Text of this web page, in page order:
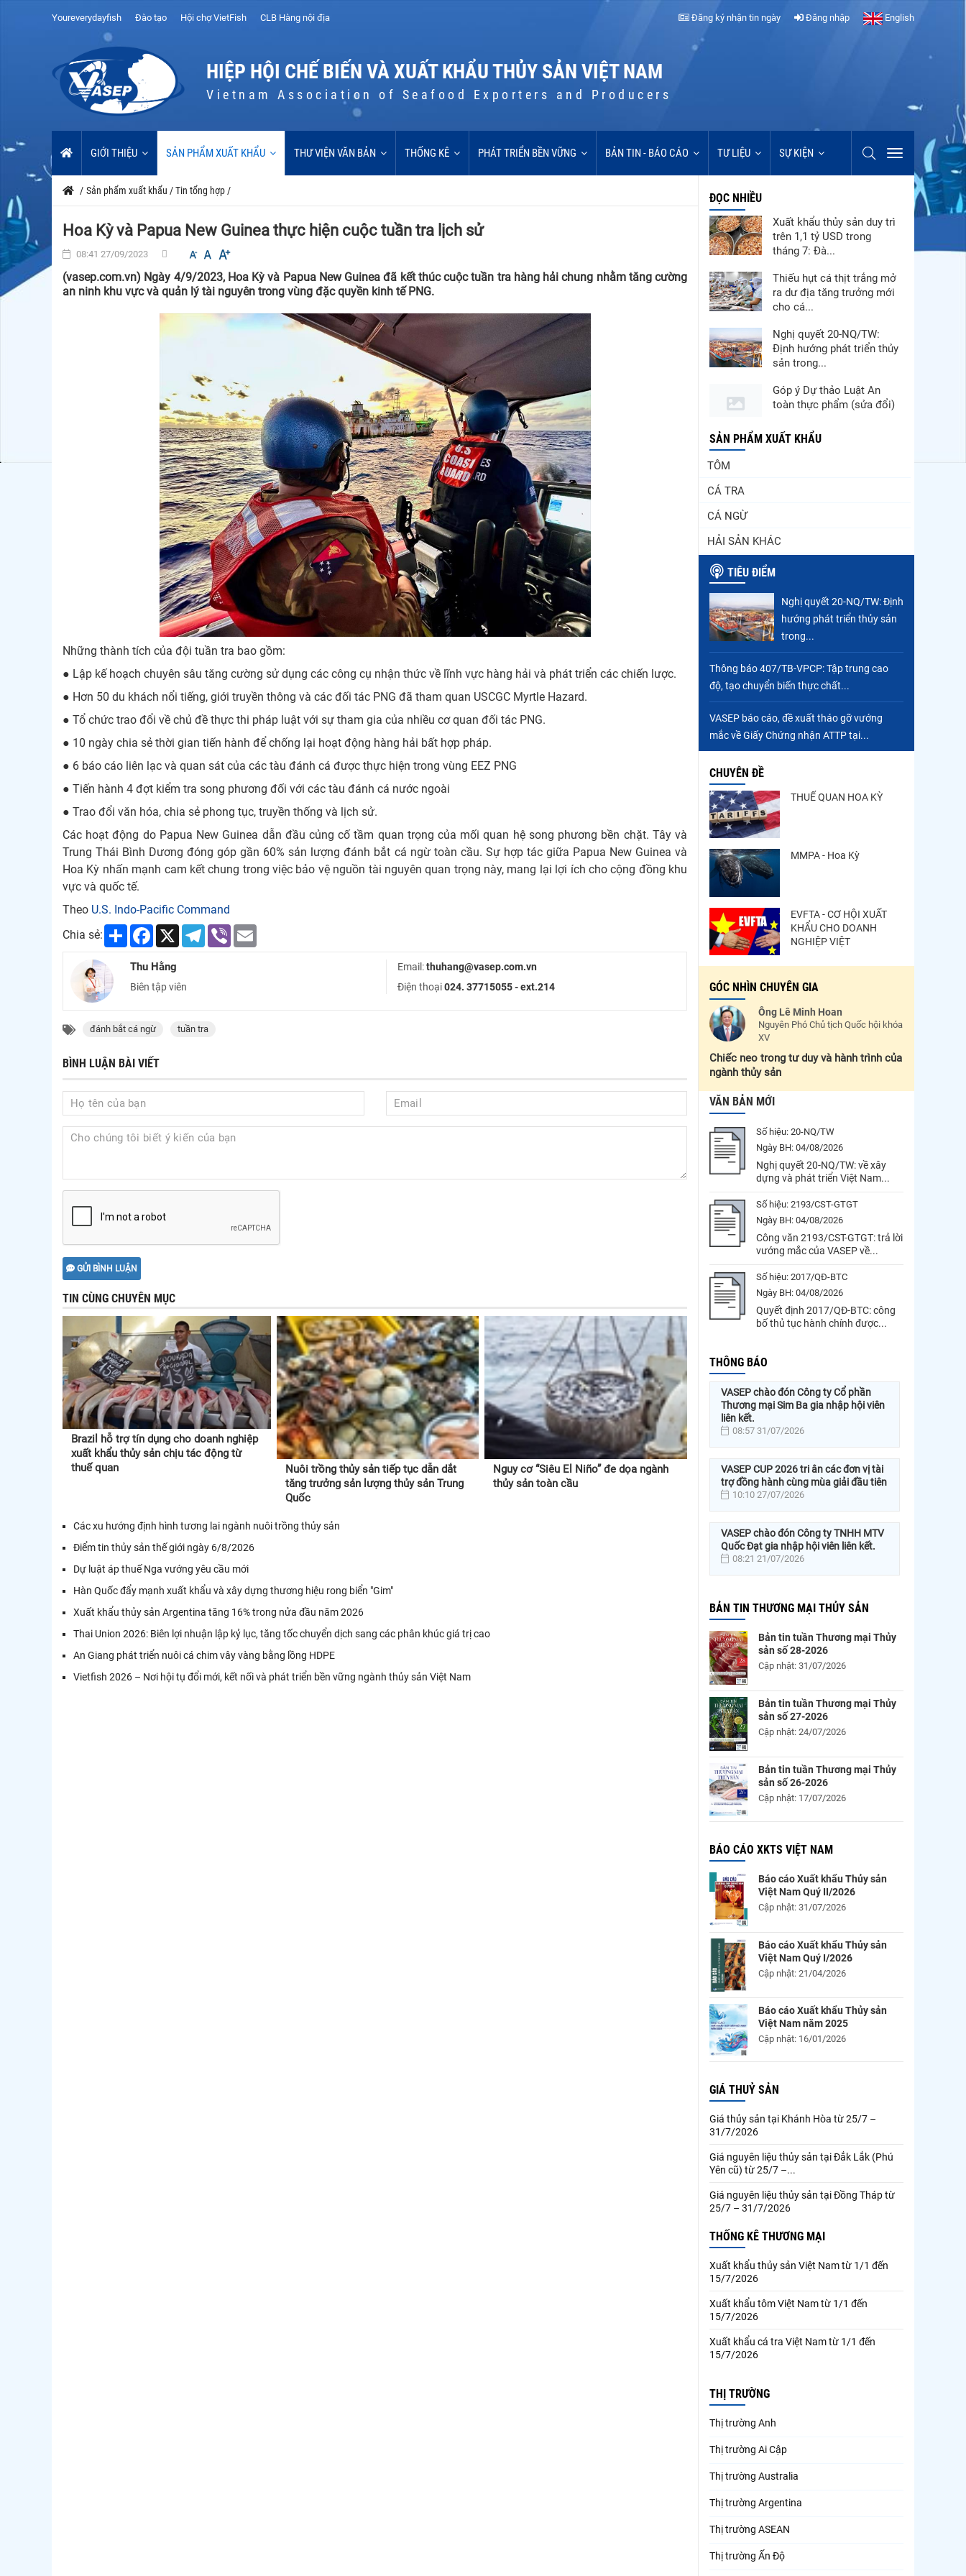
Youreverydayfish Đào tạo Hội chợ VietFish CLB Hàng nội địa Đăng ký nhận tin ngày Đăng nhập English
HIỆP HỘI CHẾ BIẾN VÀ XUẤT KHẨU THỦY SẢN VIỆT NAM
Vietnam Association of Seafood Exporters and Producers
GIỚI THIỆU SẢN PHẨM XUẤT KHẨU THƯ VIỆN VĂN BẢN THỐNG KÊ PHÁT TRIỂN BỀN VỮNG BẢN TIN - BÁO CÁO TƯ LIỆU SỰ KIỆN
/ Sản phẩm xuất khẩu /Tin tổng hợp /
Hoa Kỳ và Papua New Guinea thực hiện cuộc tuần tra lịch sử
08:41 27/09/2023
(vasep.com.vn) Ngày 4/9/2023, Hoa Kỳ và Papua New Guinea đã kết thúc cuộc tuần tra hàng hải chung nhằm tăng cường
an ninh khu vực và quản lý tài nguyên trong vùng đặc quyền kinh tế PNG.
Những thành tích của đội tuần tra bao gồm:
● Lập kế hoạch chuyên sâu tăng cường sử dụng các công cụ nhận thức về lĩnh vực hàng hải và phát triển các chiến lược.
● Hơn 50 du khách nổi tiếng, giới truyền thông và các đối tác PNG đã tham quan USCGC Myrtle Hazard.
● Tổ chức trao đổi về chủ đề thực thi pháp luật với sự tham gia của nhiều cơ quan đối tác PNG.
● 10 ngày chia sẻ thời gian tiến hành để chống lại hoạt động hàng hải bất hợp pháp.
● 6 báo cáo liên lạc và quan sát của các tàu đánh cá được thực hiện trong vùng EEZ PNG
● Tiến hành 4 đợt kiểm tra song phương đối với các tàu đánh cá nước ngoài
● Trao đổi văn hóa, chia sẻ phong tục, truyền thống và lịch sử.
Các hoạt động do Papua New Guinea dẫn đầu củng cố tầm quan trọng của mối quan hệ song phương bền chặt. Tây và
Trung Thái Bình Dương đóng góp gần 60% sản lượng đánh bắt cá ngừ toàn cầu. Sự hợp tác giữa Papua New Guinea và
Hoa Kỳ nhấn mạnh cam kết chung trong việc bảo vệ nguồn tài nguyên quan trọng này, mang lại lợi ích cho cộng đồng khu
vực và quốc tế.
Theo U.S. Indo-Pacific Command
Chia sẻ:
Share Facebook
X Telegram
Viber
Thu Hằng
Biên tập viên
Email:thuhang@vasep.com.vn
Điện thoại024. 37715055 - ext.214
đánh bắt cá ngừ tuần tra
BÌNH LUẬN BÀI VIẾT
GỬI BÌNH LUẬN
TIN CÙNG CHUYÊN MỤC
Brazil hỗ trợ tín dụng cho doanh nghiệp
xuất khẩu thủy sản chịu tác động từ
thuế quan
Nuôi trồng thủy sản tiếp tục dẫn dắt
tăng trưởng sản lượng thủy sản Trung
Quốc
Nguy cơ “Siêu El Niño” đe dọa ngành
thủy sản toàn cầu
Các xu hướng định hình tương lai ngành nuôi trồng thủy sản
Điểm tin thủy sản thế giới ngày 6/8/2026
Dự luật áp thuế Nga vướng yêu cầu mới
Hàn Quốc đẩy mạnh xuất khẩu và xây dựng thương hiệu rong biển "Gim"
Xuất khẩu thủy sản Argentina tăng 16% trong nửa đầu năm 2026
Thai Union 2026: Biên lợi nhuận lập kỷ lục, tăng tốc chuyển dịch sang các phân khúc giá trị cao
An Giang phát triển nuôi cá chim vây vàng bằng lồng HDPE
Vietfish 2026 – Nơi hội tụ đổi mới, kết nối và phát triển bền vững ngành thủy sản Việt Nam
ĐỌC NHIỀU
Xuất khẩu thủy sản duy trì
trên 1,1 tỷ USD trong
tháng 7: Đà...
Thiếu hụt cá thịt trắng mở
ra dư địa tăng trưởng mới
cho cá...
Nghị quyết 20-NQ/TW:
Định hướng phát triển thủy
sản trong...
Góp ý Dự thảo Luật An
toàn thực phẩm (sửa đổi)
Thuế Mục 301 và bài toán
tăng
Nhập khẩu tôm của Mỹ
phục hồi trong tháng
5/2026
Trung Quốc tăng mạnh
nhập khẩu mực, trong khi
nguồn cung...
Điểm tin thủy sản thế giới
ngày 3/8/2026
SẢN PHẨM XUẤT KHẨU
TÔM
CÁ TRA
CÁ NGỪ
HẢI SẢN KHÁC
TIÊU ĐIỂM
Nghị quyết 20-NQ/TW: Định
hướng phát triển thủy sản
trong...
Thông báo 407/TB-VPCP: Tập trung cao
độ, tạo chuyển biến thực chất...
VASEP báo cáo, đề xuất tháo gỡ vướng
mắc về Giấy Chứng nhận ATTP tại...
CHUYÊN ĐỀ
THUẾ QUAN HOA KỲ
MMPA - Hoa Kỳ
EVFTA - CƠ HỘI XUẤT
KHẨU CHO DOANH
NGHIỆP VIỆT
GÓC NHÌN CHUYÊN GIA
Ông Lê Minh Hoan
Nguyên Phó Chủ tịch Quốc hội khóa
XV
Chiếc neo trong tư duy và hành trình của
ngành thủy sản
VĂN BẢN MỚI
Số hiệu: 20-NQ/TW
Ngày BH: 04/08/2026
Nghị quyết 20-NQ/TW: về xây
dựng và phát triển Việt Nam...
Số hiệu: 2193/CST-GTGT
Ngày BH: 04/08/2026
Công văn 2193/CST-GTGT: trả lời
vướng mắc của VASEP về...
Số hiệu: 2017/QĐ-BTC
Ngày BH: 04/08/2026
Quyết định 2017/QĐ-BTC: công
bố thủ tục hành chính được...
THÔNG BÁO
VASEP chào đón Công ty Cổ phần
Thương mại Sim Ba gia nhập hội viên
liên kết.
08:57 31/07/2026
VASEP CUP 2026 tri ân các đơn vị tài
trợ đồng hành cùng mùa giải đầu tiên
10:10 27/07/2026
VASEP chào đón Công ty TNHH MTV
Quốc Đạt gia nhập hội viên liên kết.
08:21 21/07/2026
BẢN TIN THƯƠNG MẠI THỦY SẢN
Bản tin tuần Thương mại Thủy
sản số 28-2026
Cập nhật: 31/07/2026
Bản tin tuần Thương mại Thủy
sản số 27-2026
Cập nhật: 24/07/2026
Bản tin tuần Thương mại Thủy
sản số 26-2026
Cập nhật: 17/07/2026
BÁO CÁO XKTS VIỆT NAM
Báo cáo Xuất khẩu Thủy sản
Việt Nam Quý II/2026
Cập nhật: 31/07/2026
Báo cáo Xuất khẩu Thủy sản
Việt Nam Quý I/2026
Cập nhật: 21/04/2026
Báo cáo Xuất khẩu Thủy sản
Việt Nam năm 2025
Cập nhật: 16/01/2026
GIÁ THUỶ SẢN
Giá thủy sản tại Khánh Hòa từ 25/7 –
31/7/2026
Giá nguyên liệu thủy sản tại Đắk Lắk (Phú
Yên cũ) từ 25/7 –...
Giá nguyên liệu thủy sản tại Đồng Tháp từ
25/7 – 31/7/2026
THỐNG KÊ THƯƠNG MẠI
Xuất khẩu thủy sản Việt Nam từ 1/1 đến
15/7/2026
Xuất khẩu tôm Việt Nam từ 1/1 đến
15/7/2026
Xuất khẩu cá tra Việt Nam từ 1/1 đến
15/7/2026
THỊ TRƯỜNG
Thị trường Anh
Thị trường Ai Cập
Thị trường Australia
Thị trường Argentina
Thị trường ASEAN
Thị trường Ấn Độ